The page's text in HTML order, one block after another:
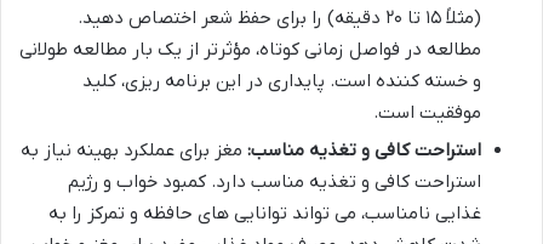
(مثلاً ۱۵ تا ۲۰ دقیقه) را برای حفظ شعر اختصاص دهید.
مطالعه در فواصل زمانی کوتاه، مؤثرتر از یک بار مطالعه طولانی
و خسته کننده است. پایداری در این برنامه ریزی، کلید
موفقیت است.
استراحت کافی و تغذیه مناسب: مغز برای عملکرد بهینه نیاز به
استراحت کافی و تغذیه مناسب دارد. کمبود خواب و رژیم
غذایی نامناسب، می تواند توانایی های حافظه و تمرکز را به